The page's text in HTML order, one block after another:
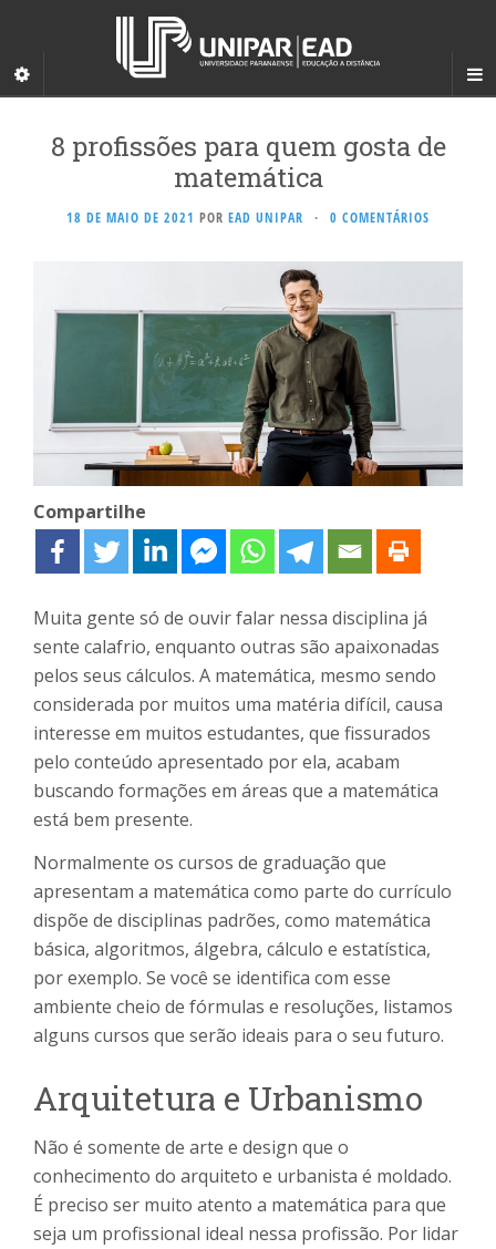
8 profissões para quem gosta de
matemática
18 DE MAIO DE 2021 POR EAD UNIPAR · 0 COMENTÁRIOS
Compartilhe
Muita gente só de ouvir falar nessa disciplina já
sente calafrio, enquanto outras são apaixonadas
pelos seus cálculos. A matemática, mesmo sendo
considerada por muitos uma matéria difícil, causa
interesse em muitos estudantes, que fissurados
pelo conteúdo apresentado por ela, acabam
buscando formações em áreas que a matemática
está bem presente.
Normalmente os cursos de graduação que
apresentam a matemática como parte do currículo
dispõe de disciplinas padrões, como matemática
básica, algoritmos, álgebra, cálculo e estatística,
por exemplo. Se você se identifica com esse
ambiente cheio de fórmulas e resoluções, listamos
alguns cursos que serão ideais para o seu futuro.
Arquitetura e Urbanismo
Não é somente de arte e design que o
conhecimento do arquiteto e urbanista é moldado.
É preciso ser muito atento a matemática para que
seja um profissional ideal nessa profissão. Por lidar